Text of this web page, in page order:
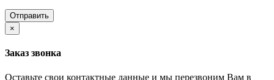
×
Заказ звонка
Оставьте свои контактные данные и мы перезвоним Вам в